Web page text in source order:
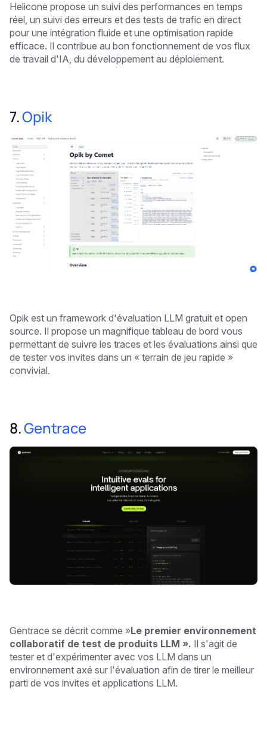
Helicone propose un suivi des performances en temps
réel, un suivi des erreurs et des tests de trafic en direct
pour une intégration fluide et une optimisation rapide
efficace. Il contribue au bon fonctionnement de vos flux
de travail d'IA, du développement au déploiement.
7.Opik
Opik est un framework d'évaluation LLM gratuit et open
source. Il propose un magnifique tableau de bord vous
permettant de suivre les traces et les évaluations ainsi que
de tester vos invites dans un « terrain de jeu rapide »
convivial.
8.Gentrace
Gentrace se décrit comme »Le premier environnement
collaboratif de test de produits LLM ». Il s'agit de
tester et d'expérimenter avec vos LLM dans un
environnement axé sur l'évaluation afin de tirer le meilleur
parti de vos invites et applications LLM.